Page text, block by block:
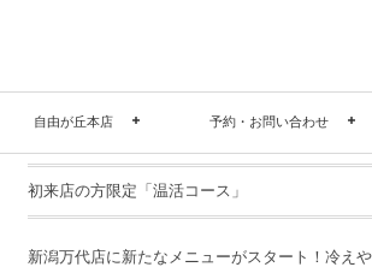
自由が丘本店 予約・お問い合わせ
初来店の方限定「温活コース」
新潟万代店に新たなメニューがスタート！冷え